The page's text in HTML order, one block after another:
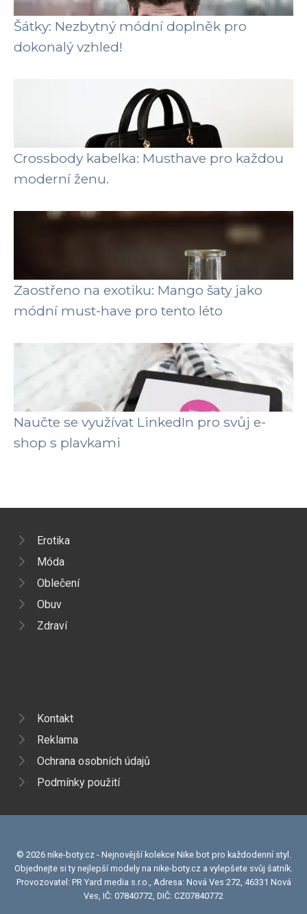
Šátky: Nezbytný módní doplněk pro
dokonalý vzhled!
Crossbody kabelka: Musthave pro každou
moderní ženu.
Zaostřeno na exotiku: Mango šaty jako
módní must-have pro tento léto
Naučte se využívat LinkedIn pro svůj e-
shop s plavkami
Erotika
Móda
Oblečení
Obuv
Zdraví
Kontakt
Reklama
Ochrana osobních údajů
Podmínky použití
© 2026 nike-boty.cz - Nejnovější kolekce Nike bot pro každodenní styl.
Objednejte si ty nejlepší modely na nike-boty.cz a vylepšete svůj šatník.
Provozovatel: PR Yard media s.r.o., Adresa: Nová Ves 272, 46331 Nová
Ves, IČ: 07840772, DIČ: CZ07840772